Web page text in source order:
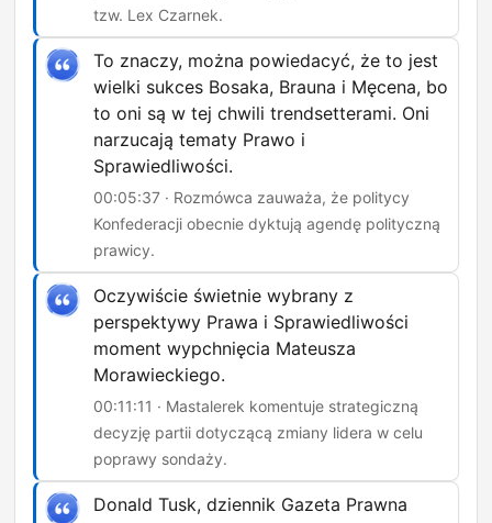
tzw. Lex Czarnek.
To znaczy, można powiedacyć, że to jest
wielki sukces Bosaka, Brauna i Męcena, bo
to oni są w tej chwili trendsetterami. Oni
narzucają tematy Prawo i
Sprawiedliwości.
00:05:37 · Rozmówca zauważa, że politycy
Konfederacji obecnie dyktują agendę polityczną
prawicy.
Oczywiście świetnie wybrany z
perspektywy Prawa i Sprawiedliwości
moment wypchnięcia Mateusza
Morawieckiego.
00:11:11 · Mastalerek komentuje strategiczną
decyzję partii dotyczącą zmiany lidera w celu
poprawy sondaży.
Donald Tusk, dziennik Gazeta Prawna